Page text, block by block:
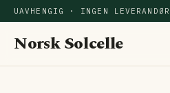
UAVHENGIG · INGEN
Norsk Solcelle